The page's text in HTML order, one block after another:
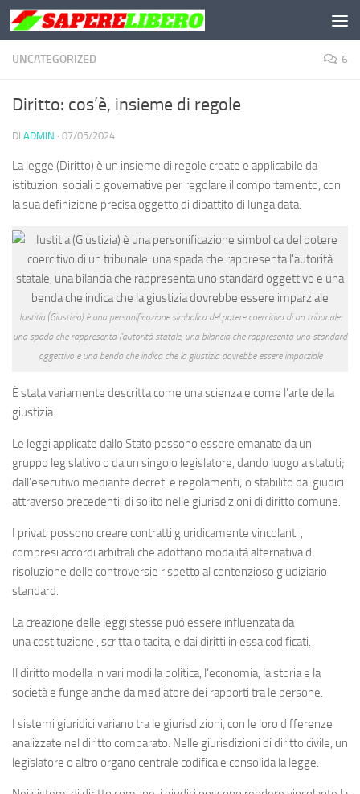
Salta al contenuto
UNCATEGORIZED 6
Diritto: cos’è, insieme di regole
DI ADMIN · 07/05/2024
La legge (Diritto) è un insieme di regole create e applicabile da
istituzioni sociali o governative per regolare il comportamento, con
la sua definizione precisa oggetto di dibattito di lunga data.
Iustitia (Giustizia) è una personificazione simbolica del potere coercitivo di un tribunale:
una spada che rappresenta l’autorità statale, una bilancia che rappresenta uno standard
oggettivo e una benda che indica che la giustizia dovrebbe essere imparziale
È stata variamente descritta come unascienzae come l’arte della
giustizia.
Le leggi applicate dallo Stato possono essere emanate da un
gruppo legislativo o da un singolo legislatore, dando luogo astatuti;
dall’esecutivo mediante decreti e regolamenti; o stabilito dai giudici
attraverso precedenti, di solito nelle giurisdizioni di diritto comune.
I privati ​​possono creare contratti giuridicamente vincolanti ,
compresi accordi arbitrali che adottano modalità alternativa di
risoluzione delle controversie rispetto al contenzioso giudiziario
standard.
La creazione delle leggi stesse può essere influenzata da
unacostituzione , scritta o tacita, e dai diritti in essa codificati.
Il diritto modella in vari modi la politica, l’economia, la storiae la
societàe funge anche da mediatore dei rapporti tra le persone.
I sistemi giuridici variano trale giurisdizioni, con le loro differenze
analizzate nel diritto comparato. Nelle giurisdizioni di diritto civile, un
legislatore o altro organo centrale codifica e consolidala legge.